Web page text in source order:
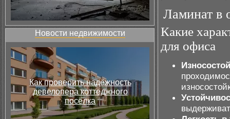
Новости недвижимости
Как проверить надёжность
девелопера коттеджного
посёлка
Ламинат в
Какие
для офиса